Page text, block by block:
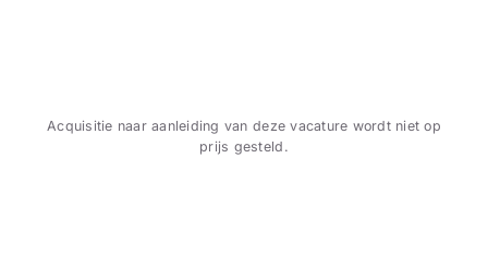
Acquisitie naar aanleiding van deze vacature wordt niet op
prijs gesteld.